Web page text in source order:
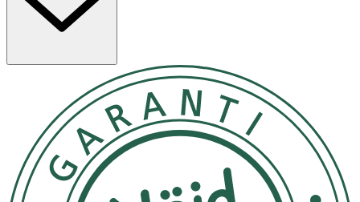
schampot. Skölj sedan noggrant med vatten. Skölj sedan
noggrant från allt lödder. Kan även blandas 1:10.
OK för gravida och ammande: Ja
Ingredienser:Aqua, Decyl Glucoside, Cocamidopropyl
Betaine, Coco Gluco side, Argania spinosa kernel (Argan)
oil *, Glycerin (Veg)*, Xanthan gum, Aloe Barbadensis leaf
juice*, Caprylic / capric triglyceride*, Panthenol,
Tocopherol (Vitamin E), Helianthus annuus seed
(Sunflower) oil*, Mentha Spicata Herb Oil*, Lactic acid.
*Organic